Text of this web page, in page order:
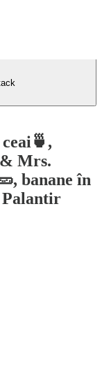
Mrs.
banane în
Palantir